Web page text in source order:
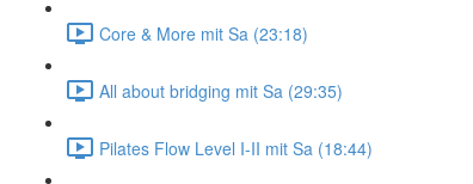
Core & More mit Sa (23:18)
All about bridging mit Sa (29:35)
Pilates Flow Level I-II mit Sa (18:44)